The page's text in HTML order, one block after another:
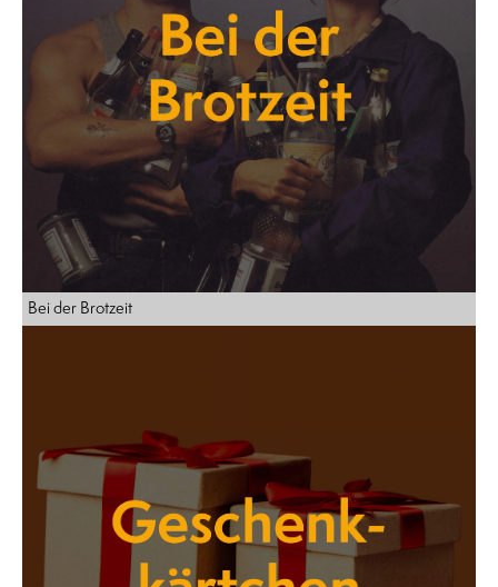
Bei der Brotzeit